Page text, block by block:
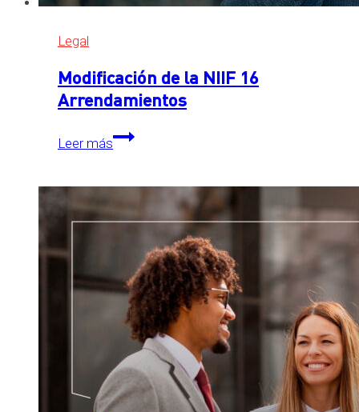
Legal
Modificación de la NIIF 16
Arrendamientos
Leer más
Modificación
de
16
Arrendamientos